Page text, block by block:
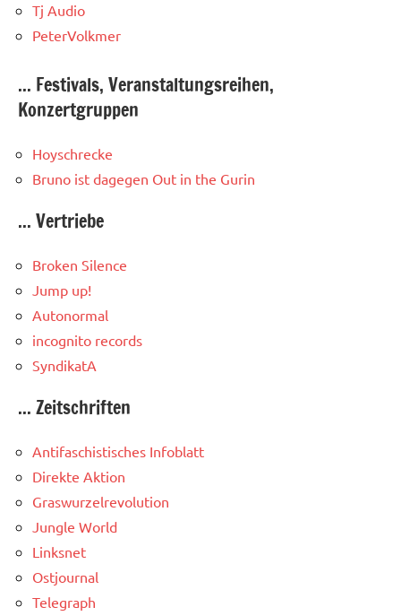
Tj Audio
PeterVolkmer
... Festivals, Veranstaltungsreihen,
Konzertgruppen
Hoyschrecke
Bruno ist dagegen Out in the Gurin
... Vertriebe
Broken Silence
Jump up!
Autonormal
incognito records
SyndikatA
... Zeitschriften
Antifaschistisches Infoblatt
Direkte Aktion
Graswurzelrevolution
Jungle World
Linksnet
Ostjournal
Telegraph